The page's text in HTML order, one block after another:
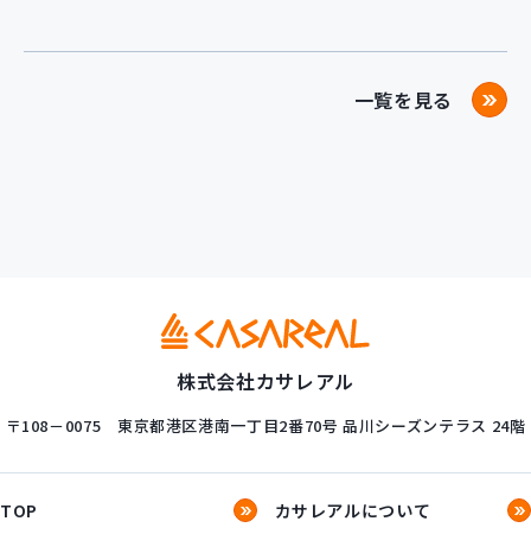
一覧を見る
株式会社カサレアル
〒108－0075 東京都港区港南一丁目2番70号 品川シーズンテラス 24階
TOP カサレアルについて